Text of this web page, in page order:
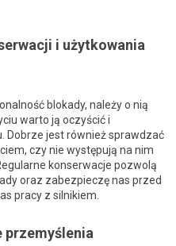
i użytkowania
blokady, należy o nią
warto ją oczyścić i
Dobrze jest również sprawdzać
czy nie występują na nim
konserwacje pozwolą
oraz zabezpieczę nas przed
pracy z silnikiem.
przemyślenia